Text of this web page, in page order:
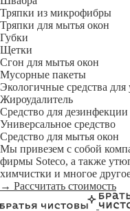
Тряпки из микрофибры
Тряпки для мытья окон
Губки
Щетки
Сгон для мытья окон
Мусорные пакеты
Экологичные средства
Жироудалитель
Средство для дезинфекции
Универсальное средство
Средство для мытья окон
Мы привезем с собой
фирмы Soteco, а также
химчистки и многое
→ Рассчитать стоимость